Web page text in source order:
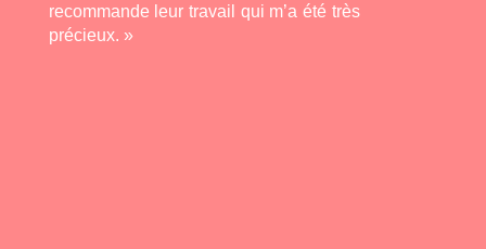
recommande leur travail qui m’a été très
précieux. »